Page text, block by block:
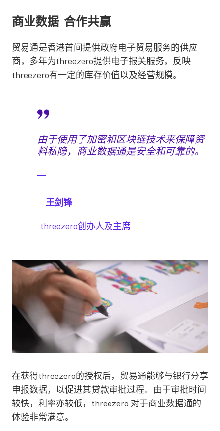
商业数据 合作共赢
贸易通是香港首间提供政府电子贸易服务的供应
商，多年为threezero提供电子报关服务，反映
threezero有一定的库存价值以及经营规模。
由于使用了加密和区块链技术来保障资
料私隐，商业数据通是安全和可靠的。
王剑锋
threezero创办人及主席
在获得threezero的授权后，贸易通能够与银行分享
申报数据，以促进其贷款审批过程。由于审批时间
较快，利率亦较低，threezero 对于商业数据通的
体验非常满意。